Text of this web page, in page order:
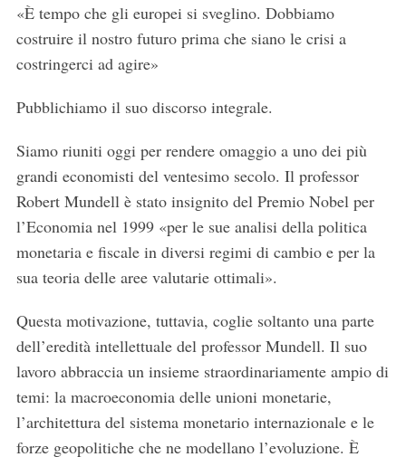
«È tempo che gli europei si sveglino. Dobbiamo
costruire il nostro futuro prima che siano le crisi a
costringerci ad agire»
Pubblichiamo il suo discorso integrale.
Siamo riuniti oggi per rendere omaggio a uno dei più
grandi economisti del ventesimo secolo. Il professor
Robert Mundell è stato insignito del Premio Nobel per
l’Economia nel 1999 «per le sue analisi della politica
monetaria e fiscale in diversi regimi di cambio e per la
sua teoria delle aree valutarie ottimali».
Questa motivazione, tuttavia, coglie soltanto una parte
dell’eredità intellettuale del professor Mundell. Il suo
lavoro abbraccia un insieme straordinariamente ampio di
temi: la macroeconomia delle unioni monetarie,
l’architettura del sistema monetario internazionale e le
forze geopolitiche che ne modellano l’evoluzione. È